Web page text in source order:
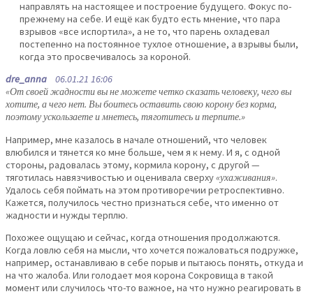
направлять на настоящее и построение будущего. Фокус по-
прежнему на себе. И ещё как будто есть мнение, что пара
взрывов «все испортила», а не то, что парень охладевал
постепенно на постоянное тухлое отношение, а взрывы были,
когда это просвечивалось за короной.
dre_anna 06.01.21 16:06
«От своей жадности вы не можете четко сказать человеку, чего вы
хотите, а чего нет. Вы боитесь оставить свою корону без корма,
поэтому ускользаете и мнетесь, тяготитесь и терпите.»
Например, мне казалось в начале отношений, что человек
влюбился и тянется ко мне больше, чем я к нему. И я, с одной
стороны, радовалась этому, кормила корону, с другой —
тяготилась навязчивостью и оценивала сверху«ухаживания».
Удалось себя поймать на этом противоречии ретроспективно.
Кажется, получилось честно признаться себе, что именно от
жадности и нужды терплю.
Похожее ощущаю и сейчас, когда отношения продолжаются.
Когда ловлю себя на мысли, что хочется пожаловаться подружке,
например, останавливаю в себе порыв и пытаюсь понять, откуда и
на что жалоба. Или голодает моя корона Сокровища в такой
момент или случилось что-то важное, на что нужно реагировать в